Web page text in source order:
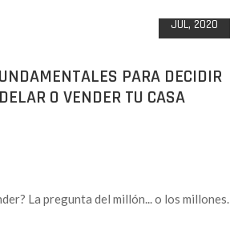
JUL, 2020
PARA DECIDIR
O VENDER TU CASA
La pregunta del millón... o los millones.